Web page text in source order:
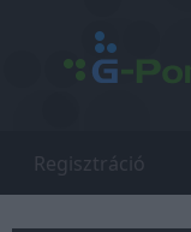
Regisztráció